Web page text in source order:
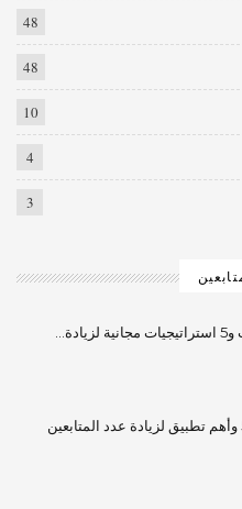
48
48
10
4
3